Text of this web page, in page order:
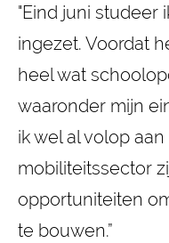
"Eind juni studeer
ingezet. Voordat
heel wat
waaronder mijn
ik wel al volop
mobiliteitssector
opportuniteiten
te bouwen.”